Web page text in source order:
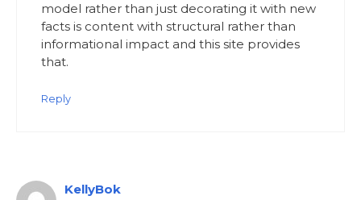
model rather than just decorating it with new
facts is content with structural rather than
informational impact and this site provides
that.
Reply
KellyBok